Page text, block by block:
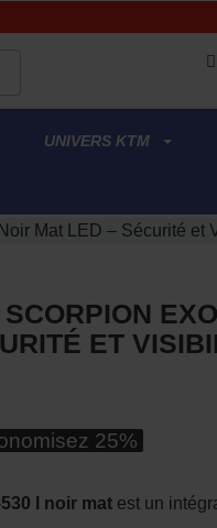
UNIVERS KTM
Mat LED – Sécurité et
ET
25%
I noir mat est un